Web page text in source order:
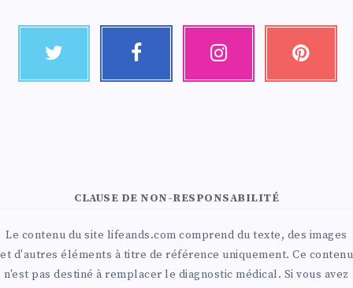
CLAUSE DE NON-RESPONSABILITÉ
Le contenu du site lifeands.com comprend du texte, des images
et d'autres éléments à titre de référence uniquement. Ce contenu
n'est pas destiné à remplacer le diagnostic médical. Si vous avez